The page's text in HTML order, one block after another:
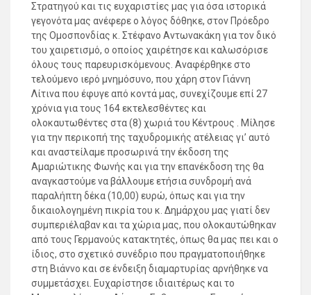
Στρατηγού και τις ευχαριστίες μας για όσα ιστορικά
γεγονότα μας ανέφερε ο λόγος δόθηκε, στον Πρόεδρο
της Ομοσπονδίας κ. Στέφανο Αντωνακάκη για τον δικό
του χαιρετισμό, ο οποίος χαιρέτησε και καλωσόρισε
όλους τους παρευρισκόμενους. Αναφέρθηκε στο
τελούμενο ιερό μνημόσυνο, που χάρη στον Γιάννη
Λίτινα που έφυγε από κοντά μας, συνεχίζουμε επί 27
χρόνια για τους 164 εκτελεσθέντες και
ολοκαυτωθέντες στα (8) χωριά του Κέντρους . Μίλησε
για την περικοπή της ταχυδρομικής ατέλειας γι’ αυτό
και αναστείλαμε προσωρινά την έκδοση της
Αμαριώτικης Φωνής και για την επανέκδοση της θα
αναγκαστούμε να βάλλουμε ετήσια συνδρομή ανά
παραλήπτη δέκα (10,00) ευρώ, όπως και για την
δικαιολογημένη πικρία του κ. Δημάρχου μας γιατί δεν
συμπεριέλαβαν και τα χώρια μας, που ολοκαυτώθηκαν
από τους Γερμανούς κατακτητές, όπως θα μας πει και ο
ίδιος, στο σχετικό συνέδριο που πραγματοποιήθηκε
στη Βιάννο και σε ένδειξη διαμαρτυρίας αρνήθηκε να
συμμετάσχει. Ευχαρίστησε ιδιαιτέρως και το